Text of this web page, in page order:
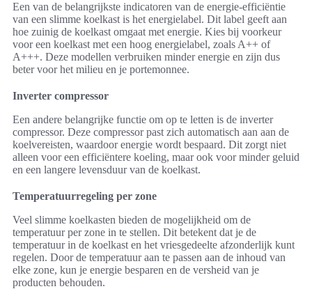
Een van de belangrijkste indicatoren van de energie-efficiëntie
van een slimme koelkast is het energielabel. Dit label geeft aan
hoe zuinig de koelkast omgaat met energie. Kies bij voorkeur
voor een koelkast met een hoog energielabel, zoals A++ of
A+++. Deze modellen verbruiken minder energie en zijn dus
beter voor het milieu en je portemonnee.
Inverter compressor
Een andere belangrijke functie om op te letten is de inverter
compressor. Deze compressor past zich automatisch aan aan de
koelvereisten, waardoor energie wordt bespaard. Dit zorgt niet
alleen voor een efficiëntere koeling, maar ook voor minder geluid
en een langere levensduur van de koelkast.
Temperatuurregeling per zone
Veel slimme koelkasten bieden de mogelijkheid om de
temperatuur per zone in te stellen. Dit betekent dat je de
temperatuur in de koelkast en het vriesgedeelte afzonderlijk kunt
regelen. Door de temperatuur aan te passen aan de inhoud van
elke zone, kun je energie besparen en de versheid van je
producten behouden.